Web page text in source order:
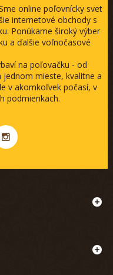
online poľovnícky svet
internetové obchody s
Ponúkame široký výber
a ďalšie voľnočasové
na poľovačku - od
mieste, kvalitne a
v akomkoľvek počasí, v
podmienkach.